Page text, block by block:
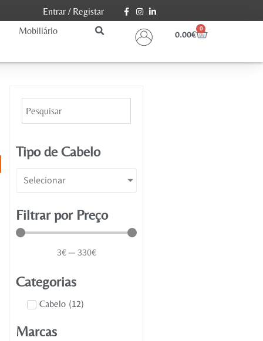
Entrar/ Registar
Mobiliário 0.00€
0
Tipo de Cabelo
Selecionar
Filtrar por Preço
3€—330€
Categorias
Cabelo (12)
Marcas